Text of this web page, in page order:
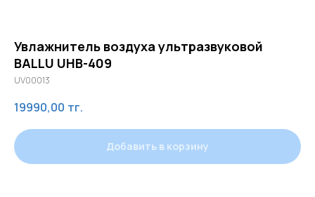
Увлажнитель воздуха ультразвуковой
BALLU UHB-409
UV00013
19990,00 тг.
Добавить в корзину